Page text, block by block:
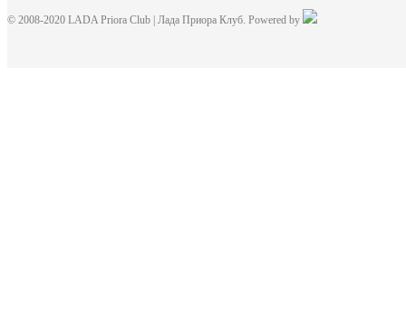
© 2008-2020 LADA Priora Club | Лада Приора Клуб. Powered by